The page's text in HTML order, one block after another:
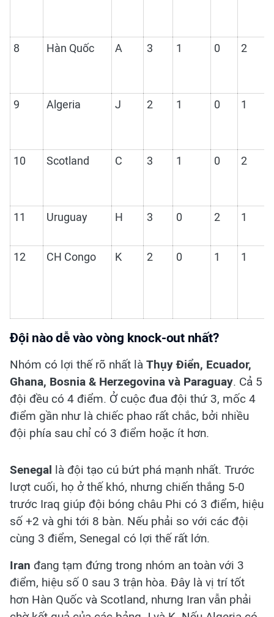
8 Hàn Quốc A 3 1 0 2
9 Algeria J 2 1 0 1
10 Scotland C 3 1 0 2
11 Uruguay H 3 0 2 1
12 CH Congo K 2 0 1 1
Đội nào dễ vào vòng knock-out nhất?
Nhóm có lợi thế rõ nhất là Thụy Điển, Ecuador,
Ghana, Bosnia & Herzegovina và Paraguay. Cả 5
đội đều có 4 điểm. Ở cuộc đua đội thứ 3, mốc 4
điểm gần như là chiếc phao rất chắc, bởi nhiều
đội phía sau chỉ có 3 điểm hoặc ít hơn.
Senegal là đội tạo cú bứt phá mạnh nhất. Trước
lượt cuối, họ ở thế khó, nhưng chiến thắng 5-0
trước Iraq giúp đội bóng châu Phi có 3 điểm, hiệu
số +2 và ghi tới 8 bàn. Nếu phải so với các đội
cùng 3 điểm, Senegal có lợi thế rất lớn.
Iran đang tạm đứng trong nhóm an toàn với 3
điểm, hiệu số 0 sau 3 trận hòa. Đây là vị trí tốt
hơn Hàn Quốc và Scotland, nhưng Iran vẫn phải